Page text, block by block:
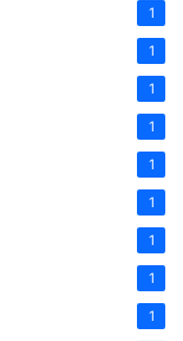
1
1
1
1
1
1
1
1
1